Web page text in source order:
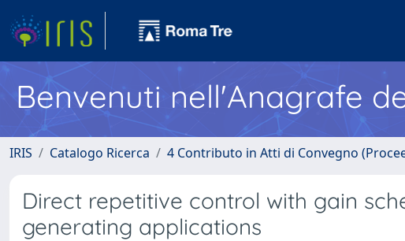
Benvenuti nell'Anagrafe
IRIS Catalogo Ricerca 4 Contributo in Atti di Convegno
Direct repetitive control with gain
generating applications